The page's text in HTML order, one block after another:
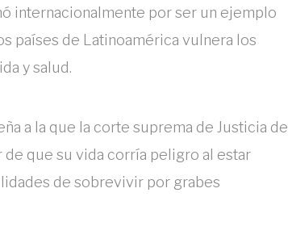
internacionalmente por ser un ejemplo
países de Latinoamérica vulnera los
y salud.
a la que la corte suprema de Justicia de
de que su vida corría peligro al estar
de sobrevivir por grabes